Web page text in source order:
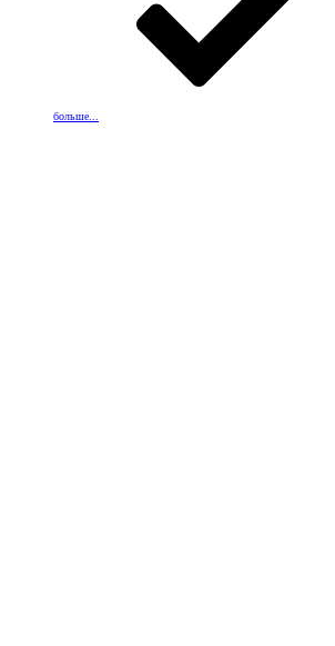
больше...